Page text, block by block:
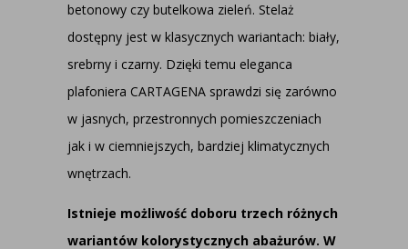
betonowy czy butelkowa zieleń. Stelaż
dostępny jest w klasycznych wariantach: biały,
srebrny i czarny. Dzięki temu eleganca
plafoniera CARTAGENA sprawdzi się zarówno
w jasnych, przestronnych pomieszczeniach
jak i w ciemniejszych, bardziej klimatycznych
wnętrzach.
Istnieje możliwość doboru trzech różnych
wariantów kolorystycznych abażurów. W